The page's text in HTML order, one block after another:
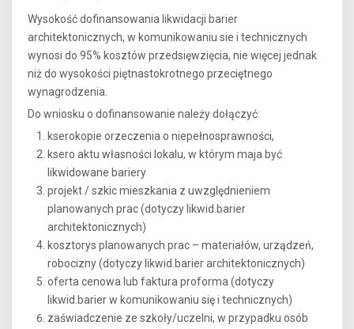
Wysokość dofinansowania likwidacji barier
architektonicznych, w komunikowaniu sie i technicznych
wynosi do 95% kosztów przedsięwzięcia, nie więcej jednak
niż do wysokości piętnastokrotnego przeciętnego
wynagrodzenia.
Do wniosku o dofinansowanie należy dołączyć:
kserokopie orzeczenia o niepełnosprawności,
ksero aktu własności lokalu, w którym maja być
likwidowane bariery
projekt / szkic mieszkania z uwzględnieniem
planowanych prac (dotyczy likwid.barier
architektonicznych)
kosztorys planowanych prac – materiałów, urządzeń,
robocizny (dotyczy likwid.barier architektonicznych)
oferta cenowa lub faktura proforma (dotyczy
likwid.barier w komunikowaniu się i technicznych)
zaświadczenie ze szkoły/uczelni, w przypadku osób